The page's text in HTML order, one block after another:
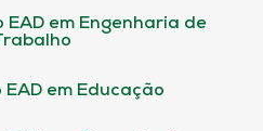
EAD em Engenharia de
em Educação